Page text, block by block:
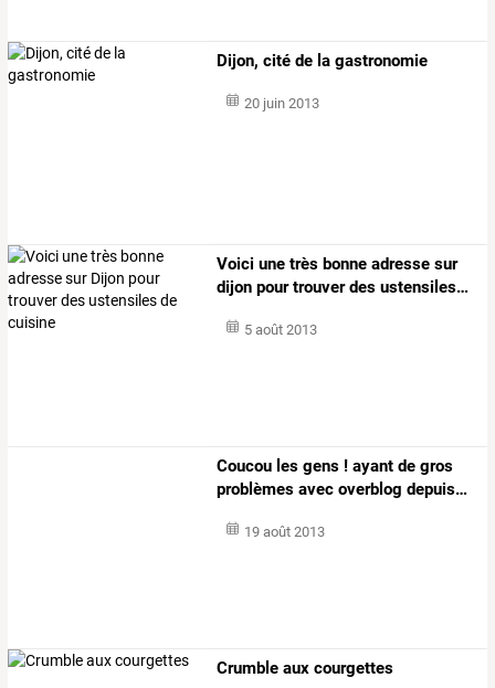
Dijon, cité de la gastronomie
20 juin 2013
Voici une très bonne adresse sur
dijon pourtrouverdes ustensiles…
5 août 2013
Coucou les gens ! ayant de gros
problèmes avec overblog depuis…
19 août 2013
Crumble aux courgettes